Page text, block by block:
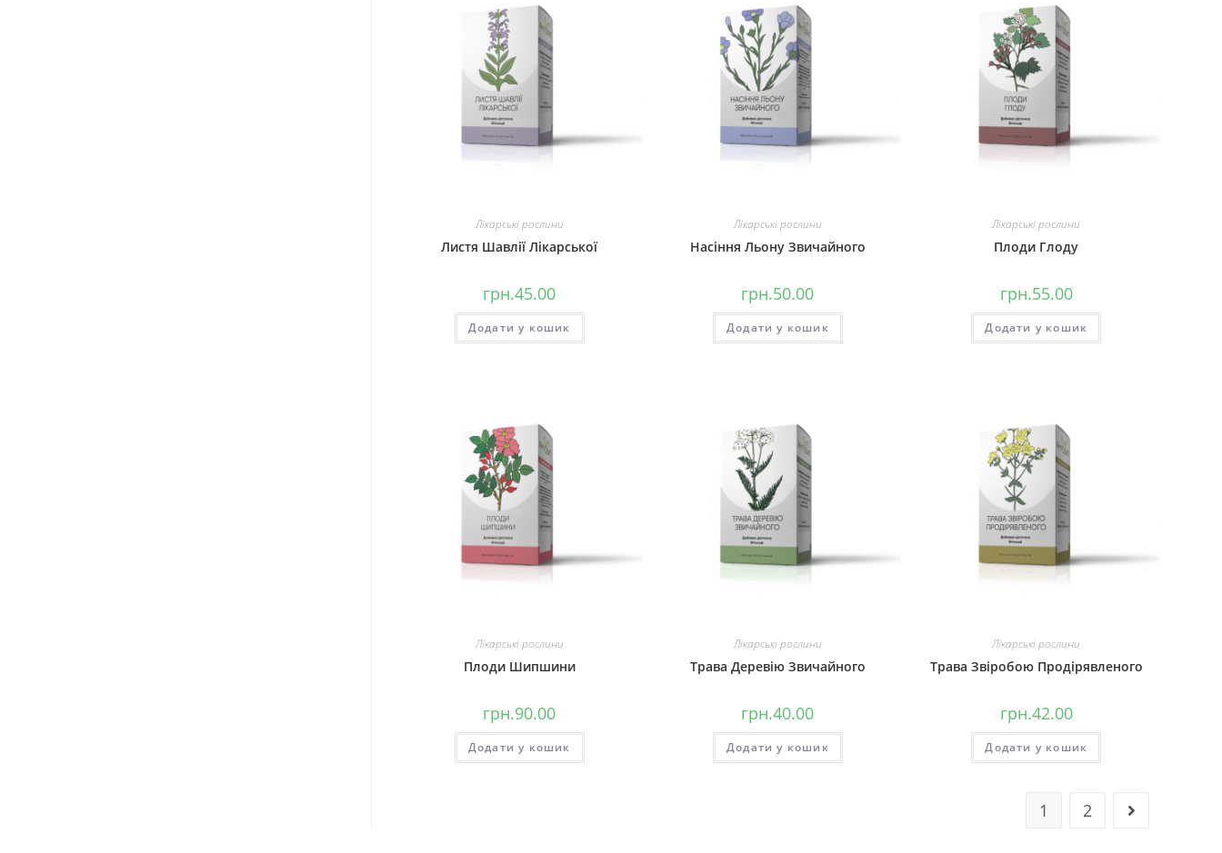
Лікарські рослини
Листя Шавлії Лікарської
грн.45.00
Додати у кошик
Лікарські рослини
Насіння Льону Звичайного
грн.50.00
Додати у кошик
Лікарські рослини
Плоди Глоду
грн.55.00
Додати у кошик
Лікарські рослини
Плоди Шипшини
грн.90.00
Додати у кошик
Лікарські рослини
Трава Деревію Звичайного
грн.40.00
Додати у кошик
Лікарські рослини
Трава Звіробою Продірявленого
грн.42.00
Додати у кошик
1 2